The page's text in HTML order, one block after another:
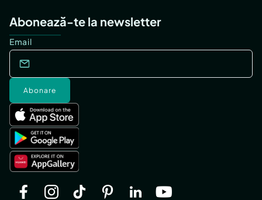
Abonează-te la newsletter
Email
Abonare